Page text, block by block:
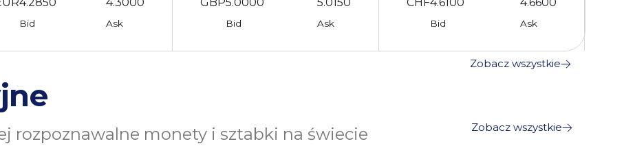
Bid Ask Bid Ask Bid Ask
Zobacz wszystkie
rozpoznawalne monety i sztabki na świecie Zobacz wszystkie